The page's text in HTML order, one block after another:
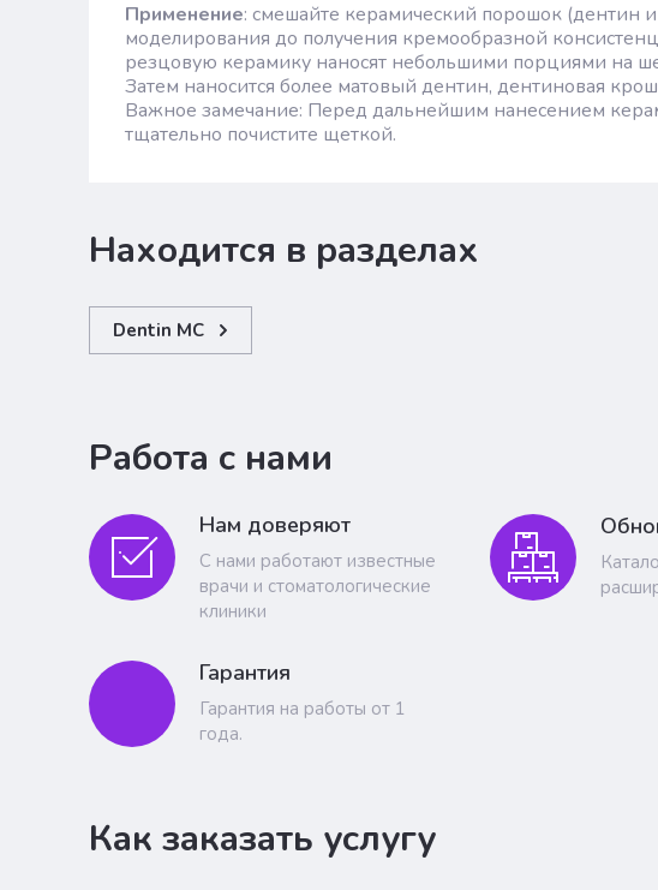
Применение: смешайте керамический порошок (дентин
моделирования до получения кремообразной
резцовую керамику наносят небольшими порциями на
Затем наносится более матовый дентин, дентиновая
Важное замечание: Перед дальнейшим нанесением
тщательно почистите щеткой.
Находится в разделах
Dentin MC
Работа с нами
Нам доверяют
С нами работают известные
врачи и стоматологические
клиники
Гарантия
Гарантия на работы от 1
года.
Как заказать услугу